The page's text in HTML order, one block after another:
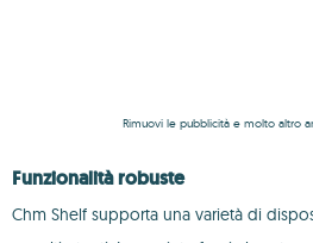
Rimuovi le pubblicità e molto altro
Funzionalità robuste
Chm Shelf supporta una varietà di